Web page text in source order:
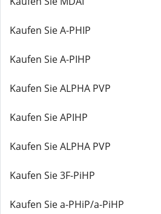
Kaufen Sie A-PHIP
Kaufen Sie A-PIHP
Kaufen Sie ALPHA PVP
Kaufen Sie APIHP
Kaufen Sie ALPHA PVP
Kaufen Sie 3F-PiHP
Kaufen Sie a-PHiP/a-PiHP